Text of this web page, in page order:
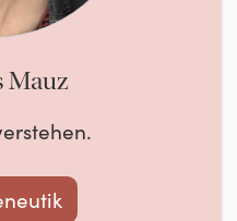
Mauz